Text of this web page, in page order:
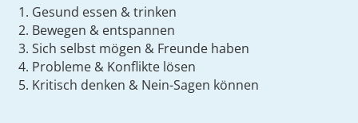
Gesund essen & trinken
Bewegen & entspannen
Sich selbst mögen & Freunde haben
Probleme & Konflikte lösen
Kritisch denken & Nein-Sagen können